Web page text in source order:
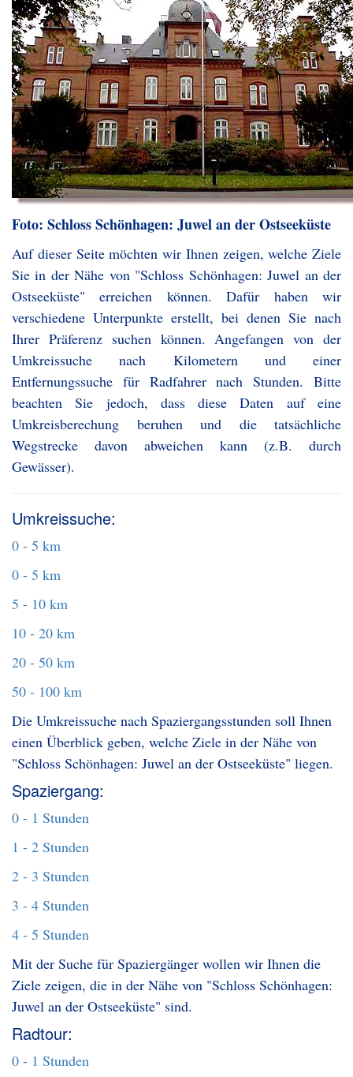
Foto: Schloss Schönhagen: Juwel an der Ostseeküste
Auf dieser Seite möchten wir Ihnen zeigen, welche Ziele
Sie in der Nähe von "Schloss Schönhagen: Juwel an der
Ostseeküste" erreichen können. Dafür haben wir
verschiedene Unterpunkte erstellt, bei denen Sie nach
Ihrer Präferenz suchen können. Angefangen von der
Umkreissuche nach Kilometern und einer
Entfernungssuche für Radfahrer nach Stunden. Bitte
beachten Sie jedoch, dass diese Daten auf eine
Umkreisberechung beruhen und die tatsächliche
Wegstrecke davon abweichen kann (z.B. durch
Gewässer).
Umkreissuche:
0 - 5 km
0 - 5 km
5 - 10 km
10 - 20 km
20 - 50 km
50 - 100 km
Die Umkreissuche nach Spaziergangsstunden soll Ihnen
einen Überblick geben, welche Ziele in der Nähe von
"Schloss Schönhagen: Juwel an der Ostseeküste" liegen.
Spaziergang:
0 - 1 Stunden
1 - 2 Stunden
2 - 3 Stunden
3 - 4 Stunden
4 - 5 Stunden
Mit der Suche für Spaziergänger wollen wir Ihnen die
Ziele zeigen, die in der Nähe von "Schloss Schönhagen:
Juwel an der Ostseeküste" sind.
Radtour:
0 - 1 Stunden